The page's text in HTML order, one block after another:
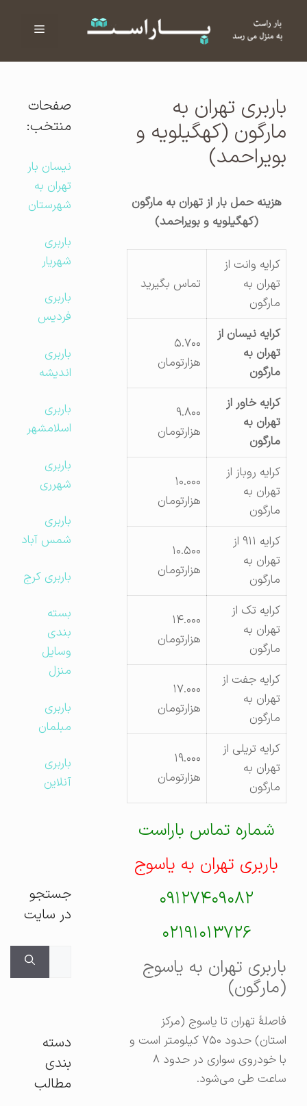
فهرست
باربری تهران به
مارگون (کهگیلویه و
بویراحمد)
هزینه حمل بار از تهران به مارگون
(کهگیلویه و بویراحمد)
کرایه وانت از
تهران به
مارگون
تماس بگیرید
کرایه نیسان از
تهران به
مارگون
۵.۷۰۰
هزارتومان
کرایه خاور از
تهران به
مارگون
۹.۸۰۰
هزارتومان
کرایه روباز از
تهران به
مارگون
۱۰.۰۰۰
هزارتومان
کرایه ۹۱۱ از
تهران به
مارگون
۱۰.۵۰۰
هزارتومان
کرایه تک از
تهران به
مارگون
۱۴.۰۰۰
هزارتومان
کرایه جفت از
تهران به
مارگون
۱۷.۰۰۰
هزارتومان
کرایه تریلی از
تهران به
مارگون
۱۹.۰۰۰
هزارتومان
شماره تماس باراست
باربری تهران به یاسوج
۰۹۱۲۷۴۰۹۰۸۲
۰۲۱۹۱۰۱۳۷۲۶
باربری تهران به یاسوج
(مارگون)
فاصلهٔ تهران تا یاسوج (مرکز
استان) حدود ۷۵۰ کیلومتر است و
با خودروی سواری در حدود ۸
ساعت طی می‌شود.
صفحات
منتخب:
نیسان بار
تهران به
شهرستان
باربری
شهریار
باربری
فردیس
باربری
اندیشه
باربری
اسلامشهر
باربری
شهرری
باربری
شمس آباد
باربری کرج
بسته
بندی
وسایل
منزل
باربری
مبلمان
باربری
آنلاین
جستجو
در سایت
دسته
بندی
مطالب